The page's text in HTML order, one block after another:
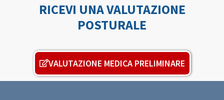
RICEVI UNA VALUTAZIONE
POSTURALE
VALUTAZIONE MEDICA PRELIMINARE